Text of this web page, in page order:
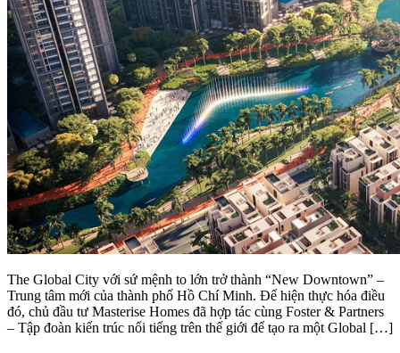
The Global City với sứ mệnh to lớn trở thành “New Downtown” –
Trung tâm mới của thành phố Hồ Chí Minh. Để hiện thực hóa điều
đó, chủ đầu tư Masterise Homes đã hợp tác cùng Foster & Partners
– Tập đoàn kiến trúc nổi tiếng trên thế giới để tạo ra một Global […]